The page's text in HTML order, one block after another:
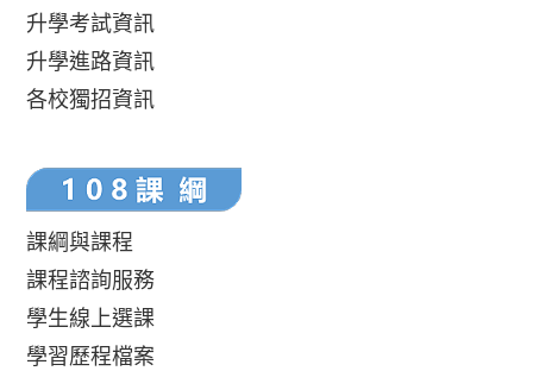
升學考試資訊
升學進路資訊
各校獨招資訊
課綱與課程
課程諮詢服務
學生線上選課
學習歷程檔案